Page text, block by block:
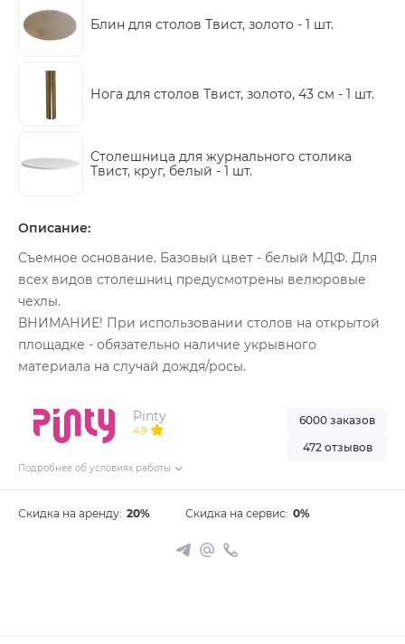
Блин для столов Твист, золото - 1 шт.
Нога для столов Твист, золото, 43 см - 1 шт.
Столешница для журнального столика
Твист, круг, белый - 1 шт.
Описание:
Съемное основание. Базовый цвет - белый МДФ. Для
всех видов столешниц предусмотрены велюровые
чехлы.
ВНИМАНИЕ! При использовании столов на открытой
площадке - обязательно наличие укрывного
материала на случай дождя/росы.
Pinty
4.9
Подробнее об условиях работы
6000 заказов
472 отзывов
Скидка на аренду: 20% Скидка на сервис: 0%